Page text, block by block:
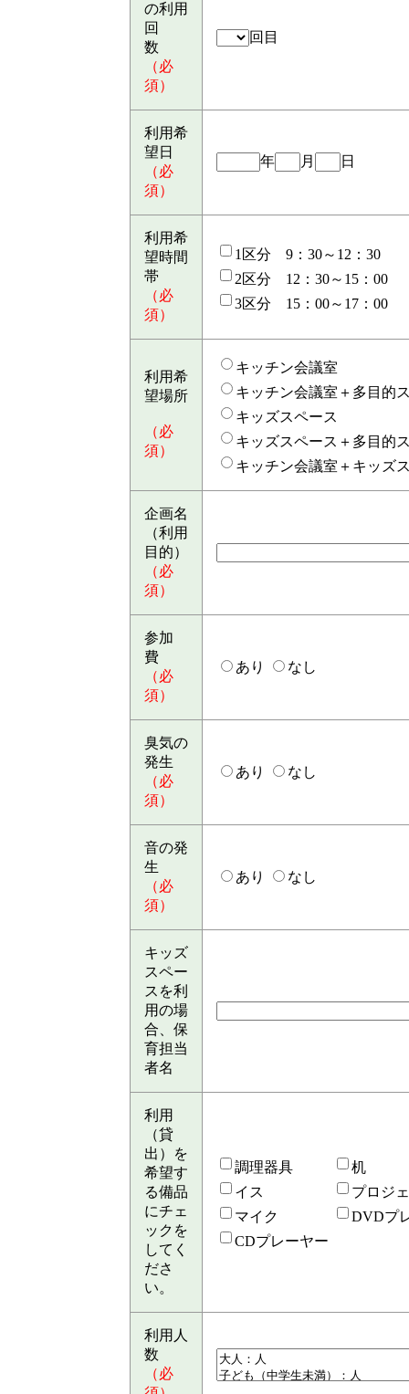
の利用
回
数
（必
須）
回目
利用希
望日
（必
須）
年 月 日
利用希
望時間
帯
（必
須）
1区分 9：30～12：30
2区分 12：30～15：00
3区分 15：00～17：00
利用希
望場所
（必
須）
キッチン会議室
キッチン会議室＋多目的
キッズスペース
キッズスペース＋多目的
キッチン会議室＋キッズ
企画名
（利用
目的）
（必
須）
参加
費
（必
須）
あり なし
臭気の
発生
（必
須）
あり なし
音の発
生
（必
須）
あり なし
キッズ
スペー
スを利
用の場
合、保
育担当
者名
利用
（貸
出）を
希望す
る備品
にチェ
ックを
してく
ださ
い。
調理器具
机
イス
プロジ
マイク
DVDプ
CDプレーヤー
利用人
数
（必